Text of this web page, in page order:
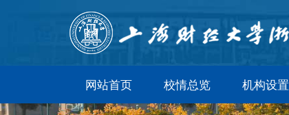
网站首页 校情总览 机构设置